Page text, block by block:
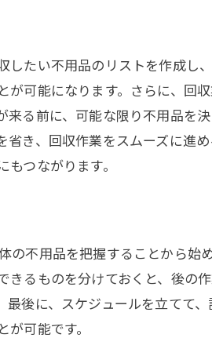
理法
回収方法
ムーズにするコツ
基本
るテクニック
理法
回収術
コツ
たい不用品のリストを作成し
可能になります。さらに、回
る前に、可能な限り不用品を
き、回収作業をスムーズに進
つながります。
不用品を把握することから始
るものを分けておくと、後の
後に、スケジュールを立てて
可能です。